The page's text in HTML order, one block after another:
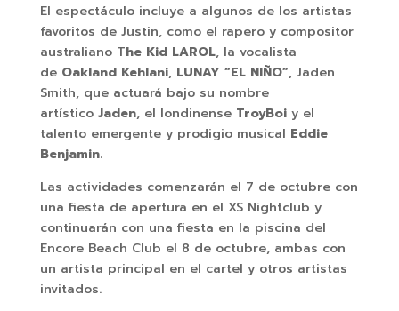
El espectáculo incluye a algunos de los artistas
favoritos de Justin, como el rapero y compositor
australiano The Kid LAROL, la vocalista
de Oakland Kehlani, LUNAY “EL NIÑO”, Jaden
Smith, que actuará bajo su nombre
artístico Jaden, el londinense TroyBoiy el
talento emergente y prodigio musical Eddie
Benjamin.
Las actividades comenzarán el 7 de octubre con
una fiesta de apertura en el XS Nightclub y
continuarán con una fiesta en la piscina del
Encore Beach Club el 8 de octubre, ambas con
un artista principal en el cartel y otros artistas
invitados.